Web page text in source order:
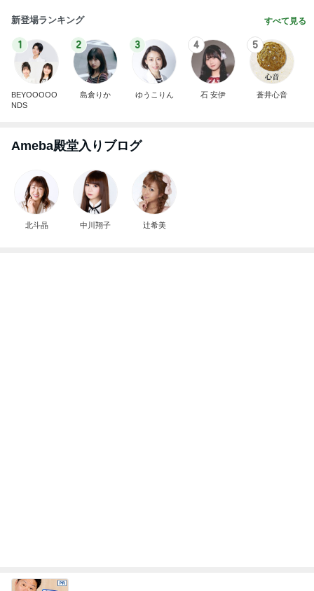
新登場ランキング すべて見る
1
BEYOOOOO
NDS
2
島倉りか
3
ゆうこりん
4
石 安伊
5
蒼井心音
Ameba殿堂入りブログ
北斗晶 中川翔子 辻希美